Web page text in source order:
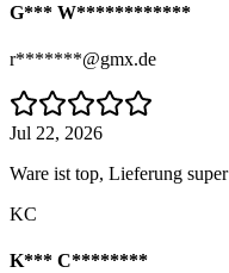
G*** W************
r*******@gmx.de
Jul 22, 2026
Ware ist top, Lieferung super
KC
K*** C********